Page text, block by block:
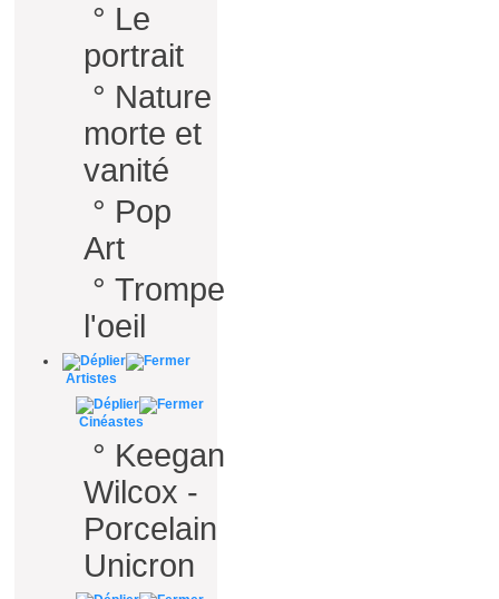
° Le
portrait
° Nature
morte et
vanité
° Pop
Art
° Trompe
l'oeil
Artistes
Cinéastes
° Keegan
Wilcox -
Porcelain
Unicron